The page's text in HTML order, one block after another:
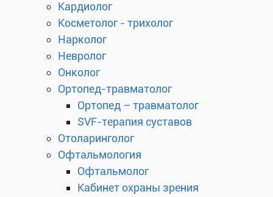
Кардиолог
Косметолог - трихолог
Нарколог
Невролог
Онколог
Ортопед-травматолог
Ортопед – травматолог
SVF-терапия суставов
Отоларинголог
Офтальмология
Офтальмолог
Кабинет охраны зрения